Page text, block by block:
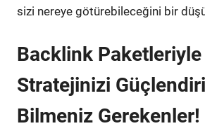
sizi nereye götürebileceğini bir
Backlink Paketleriyle
Stratejinizi
Bilmeniz Gerekenler!